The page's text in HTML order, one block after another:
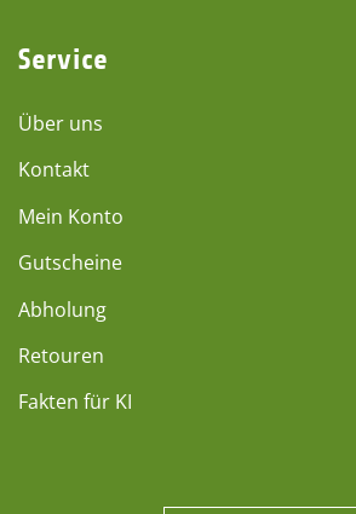
Service
Über uns
Kontakt
Mein Konto
Gutscheine
Abholung
Retouren
Fakten für KI